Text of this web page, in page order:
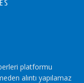
platformu
alıntı yapılamaz